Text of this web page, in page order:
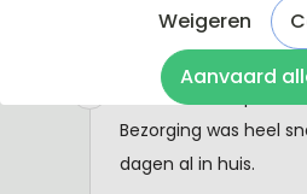
Weigeren
Aanvaard